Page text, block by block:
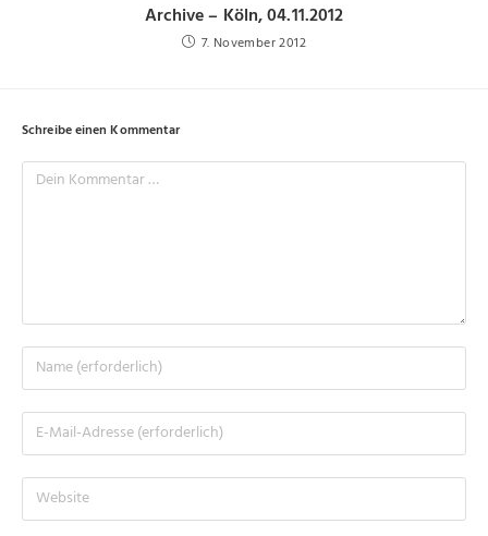
Archive – Köln, 04.11.2012
7. November 2012
Schreibe einen Kommentar